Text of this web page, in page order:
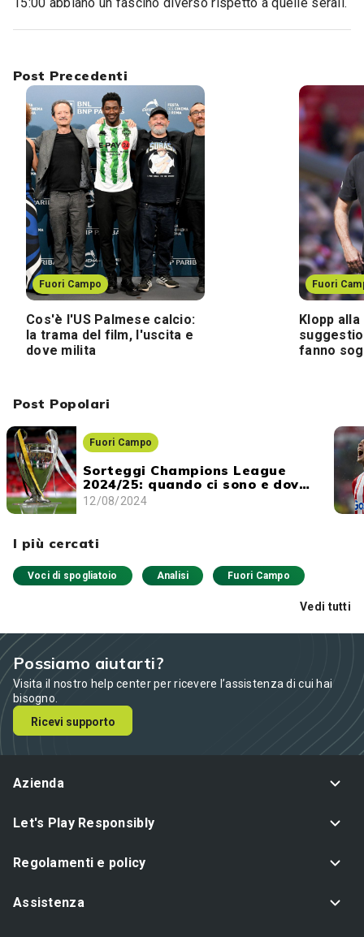
Post Popolari
Fuori Campo
Sorteggi Champions League
2024/25: quando ci sono e dove
vederli
12/08/2024
I più cercati
Voci di spogliatoio Analisi Fuori Campo
Vedi tutti
Post Precedenti
Fuori Campo
Cos'è l'US Palmese calcio:
la trama del film, l'uscita e
dove milita
Fuori
Klopp
fanno
Possiamo aiutarti?
Visita il nostro help center per ricevere l’assistenza di cui hai
bisogno.
Ricevi supporto
Azienda
Let's Play Responsibly
Regolamenti e policy
Assistenza